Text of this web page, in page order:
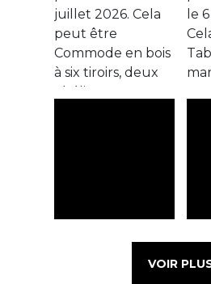
VOIR